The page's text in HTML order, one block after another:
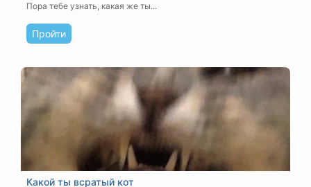
Пора тебе узнать, какая же ты...
Пройти
Какой ты всратый кот